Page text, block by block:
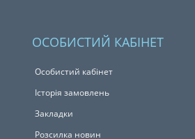
ОСОБИСТИЙ КАБІНЕТ
Особистий кабінет
Історія замовлень
Закладки
Розсилка новин